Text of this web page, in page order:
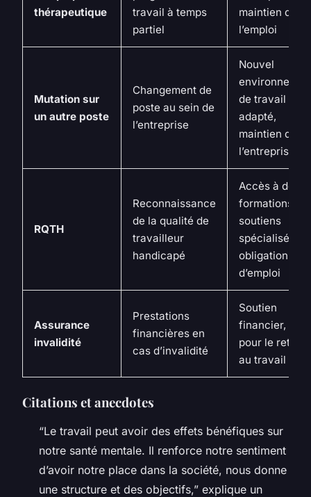
thérapeutique
travail à temps
partiel
maintien dans
l’emploi
Mutation sur
un autre poste
Changement de
poste au sein de
l’entreprise
Nouvel
de travail
adapté,
maintien dans
l’entreprise
RQTH
Reconnaissance
de la qualité de
travailleur
handicapé
Accès à des
formations,
soutiens
spécialisés,
obligation
d’emploi
Assurance
invalidité
Prestations
financières en
cas d’invalidité
Soutien
financier, aide
pour le retour
au travail
Citations et anecdotes
“Le travail peut avoir des effets bénéfiques sur
notre santé mentale. Il renforce notre sentiment
d’avoir notre place dans la société, nous donne
une structure et des objectifs,” explique un